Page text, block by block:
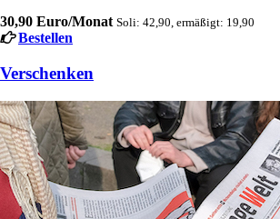
30,90 Euro/Monat Soli: 42,90, ermäßigt: 19,90
Bestellen
Verschenken